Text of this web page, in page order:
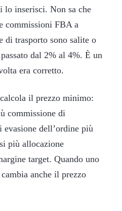
lo inserisci. Non sa che
commissioni FBA a
di trasporto sono salite o
dal 2% al 4%. È un
era corretto.
il prezzo minimo:
commissione di
dell’ordine più
più allocazione
target. Quando uno
anche il prezzo